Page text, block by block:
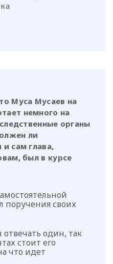
Муса Мусаев на
немного на
органы
ли
и сам глава,
был в курсе
поручения своих
один, так
стоит его
что идет